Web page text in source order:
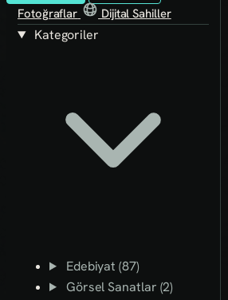
Fotoğraflar
Dijital Sahiller
Kategoriler
Edebiyat (87)
Görsel Sanatlar (2)